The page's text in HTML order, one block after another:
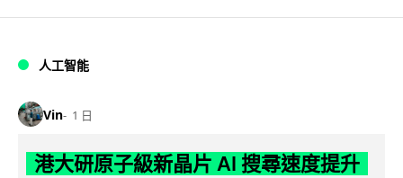
人工智能
Vin 1 日
港大研原子級新晶片 AI 搜尋速度提升